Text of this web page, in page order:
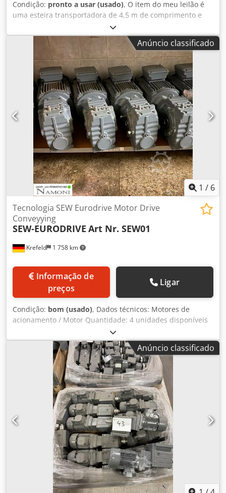
Condição: pronto a usar (usado), O item do meu leilão é
uma esteira transportadora de 4,5 m de comprimento e
0,6 m de largura de correia. Possibilidade de transporte.
Dcsdpfxexgndhj Ab Uek
Anúncio classificado
1 / 6
Krefeld 1 758 km
Tecnologia SEW Eurodrive Motor Drive
Conveyying
SEW-EURODRIVE Art Nr. SEW01
preços
Ligar
Condição: bom (usado), Dados técnicos: Motores de
acionamento / Motor Quantidade: 4 unidades disponíveis
Fabricante: SEW Eurodrive Estado: bom (usado) Potência:
50Hz / r/min 1461/228 KW 1,5 S1 Soluções sob medida
para sua intralogística Dsdef N Hdxopfx Ab Usck Seja para
transportadores de roletes, correias, transportadores
inclinados ou telescópicos para carga e descarga de
mercadorias, somos seu parceiro especializado! Teremos
prazer em lhe apresentar uma proposta individual ou
assessorar na concepção e questões de montagem. Basta
nos informar a sua necessidade e as condições locais.
Aproveite nossa longa experiência e excelente rede de
especialistas. Já realizamos projetos com sucesso para
empresas de diversos setores, como logística, indústria
farmacêutica, artesanato ou eletrônica. Juntos, vamos
desenvolver soluções para otimizar seu processo e fluxo de
materiais de forma econômica e sustentável. Podemos
ainda oferecer tecnologia de classificação totalmente
Anúncio classificado